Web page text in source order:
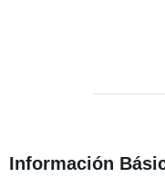
Información